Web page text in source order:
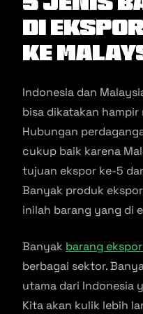
Di
Ke
Indonesia dan
bisa dikatakan hampir
Hubungan
cukup baik karena
tujuan ekspor ke-5
Banyak produk
inilah barang yang di
Banyak barang
berbagai sektor.
utama dari Indonesia
Kita akan kulik lebih